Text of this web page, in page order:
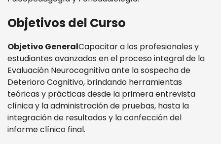
Objetivos del Curso
Objetivo GeneralCapacitar a los profesionales y
estudiantes avanzados en el proceso integral de la
Evaluación Neurocognitiva ante la sospecha de
Deterioro Cognitivo, brindando herramientas
teóricas y prácticas desde la primera entrevista
clínica y la administración de pruebas, hasta la
integración de resultados y la confección del
informe clínico final.